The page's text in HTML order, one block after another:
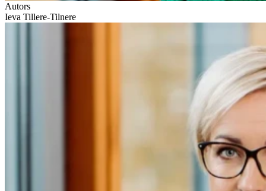
Autors
Ieva Tillere-Tilnere